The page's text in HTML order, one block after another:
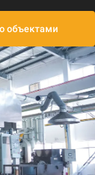
объектами